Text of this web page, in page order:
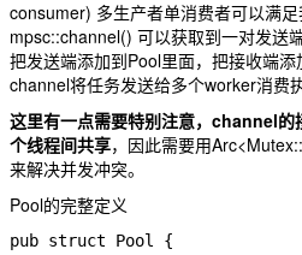
consumer) 多生产者单消费者可以满足
mpsc::channel() 可以获取到一对发送
把发送端添加到Pool里面，把接收端
channel将任务发送给多个worker消费执
这里有一点需要特别注意，channel
个线程间共享，因此需要用
来解决并发冲突。
Pool的完整定义
pub struct Pool {